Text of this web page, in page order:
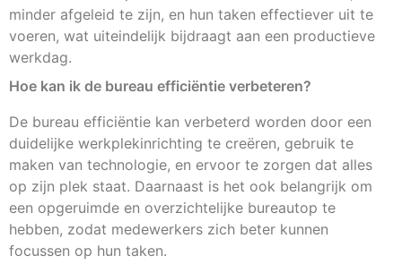
minder afgeleid te zijn, en hun taken effectiever uit te
voeren, wat uiteindelijk bijdraagt aan een productieve
werkdag.
Hoe kan ik de bureau efficiëntie verbeteren?
De bureau efficiëntie kan verbeterd worden door een
duidelijke werkplekinrichting te creëren, gebruik te
maken van technologie, en ervoor te zorgen dat alles
op zijn plek staat. Daarnaast is het ook belangrijk om
een opgeruimde en overzichtelijke bureautop te
hebben, zodat medewerkers zich beter kunnen
focussen op hun taken.